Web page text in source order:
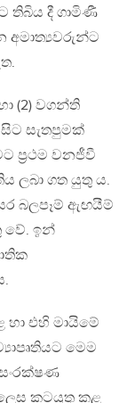
තිබිය දී ගාමිණී
අමාත්‍යවරුන්ට
(2) වගන්ති
සැතපුමක්
ප‍්‍රථම වනජීවී
ලබා ගත යුතු ය.
බලපෑම් ඇඟයීම්
වේ. ඉන්
හා එහි මායිමේ
මෙම
ලෙස කටයුතු කළ